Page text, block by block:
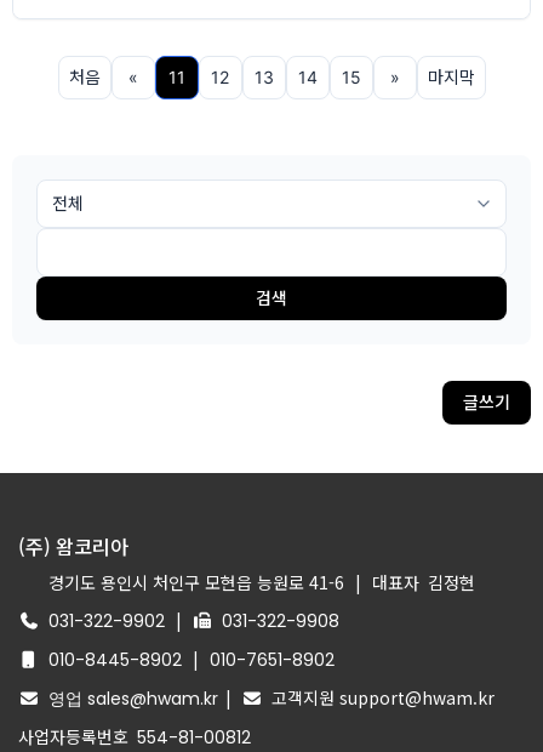
처음 « 11 12 13 14 15 » 마지막
검색
글쓰기
(주) 왐코리아
경기도 용인시 처인구 모현읍 능원로 41-6 | 대표자 김정현
031-322-9902 |
031-322-9908
010-8445-8902 | 010-7651-8902
영업 sales@hwam.kr |
고객지원 support@hwam.kr
사업자등록번호 554-81-00812